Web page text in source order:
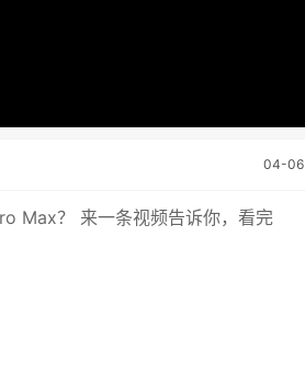
04-06
Max？ 来一条视频告诉你，看完